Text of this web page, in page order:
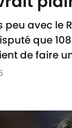
peu avec le
que
de faire